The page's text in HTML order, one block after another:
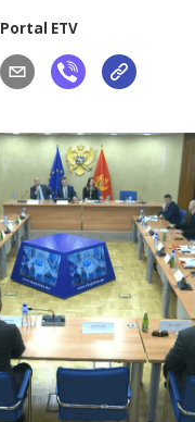
Portal ETV